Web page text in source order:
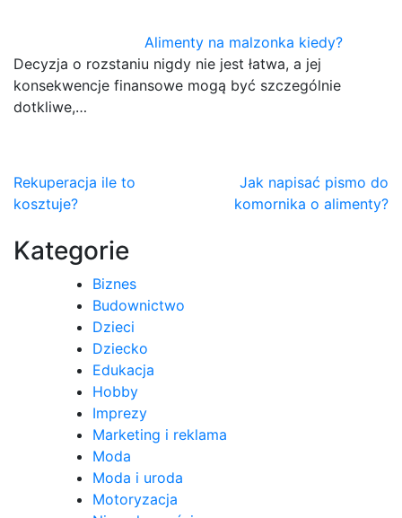
Alimenty na malzonka kiedy?
Decyzja o rozstaniu nigdy nie jest łatwa, a jej
konsekwencje finansowe mogą być szczególnie
dotkliwe,…
Nawigacja
wpisu
Rekuperacja ile to
kosztuje?
Jak napisać pismo do
komornika o alimenty?
Kategorie
Biznes
Budownictwo
Dzieci
Dziecko
Edukacja
Hobby
Imprezy
Marketing i reklama
Moda
Moda i uroda
Motoryzacja